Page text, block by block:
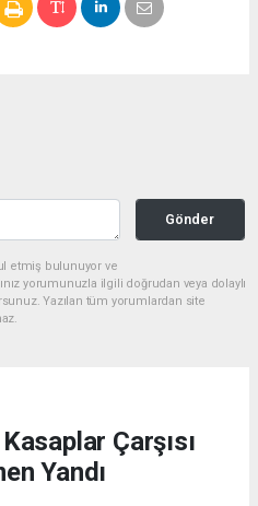
Gönder
etmiş bulunuyor ve
yorumunuzla ilgili doğrudan veya dolaylı
Yazılan tüm yorumlardan site
Çarşısı
Yandı